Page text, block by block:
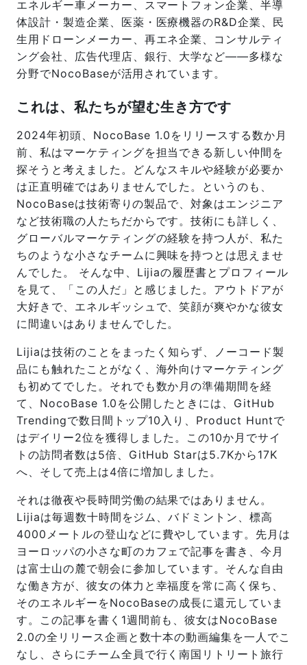
エネルギー車メーカー、スマートフォン企業、半導
体設計・製造企業、医薬・医療機器のR&D企業、民
生用ドローンメーカー、再エネ企業、コンサルティ
ング会社、広告代理店、銀行、大学など——多様な
分野でNocoBaseが活用されています。
これは、私たちが望む生き方です
2024年初頭、NocoBase 1.0をリリースする数か月
前、私はマーケティングを担当できる新しい仲間を
探そうと考えました。どんなスキルや経験が必要か
は正直明確ではありませんでした。というのも、
NocoBaseは技術寄りの製品で、対象はエンジニア
など技術職の人たちだからです。技術にも詳しく、
グローバルマーケティングの経験を持つ人が、私た
ちのような小さなチームに興味を持つとは思えませ
んでした。 そんな中、Lijiaの履歴書とプロフィール
を見て、「この人だ」と感じました。アウトドアが
大好きで、エネルギッシュで、笑顔が爽やかな彼女
に間違いはありませんでした。
Lijiaは技術のことをまったく知らず、ノーコード製
品にも触れたことがなく、海外向けマーケティング
も初めてでした。それでも数か月の準備期間を経
て、NocoBase 1.0を公開したときには、GitHub
Trendingで数日間トップ10入り、Product Huntで
はデイリー2位を獲得しました。この10か月でサイ
トの訪問者数は5倍、GitHub Starは5.7Kから17K
へ、そして売上は4倍に増加しました。
それは徹夜や長時間労働の結果ではありません。
Lijiaは毎週数十時間をジム、バドミントン、標高
4000メートルの登山などに費やしています。先月は
ヨーロッパの小さな町のカフェで記事を書き、今月
は富士山の麓で朝会に参加しています。そんな自由
な働き方が、彼女の体力と幸福度を常に高く保ち、
そのエネルギーをNocoBaseの成長に還元していま
す。この記事を書く1週間前も、彼女はNocoBase
2.0の全リリース企画と数十本の動画編集を一人でこ
なし、さらにチーム全員で行く南国リトリート旅行